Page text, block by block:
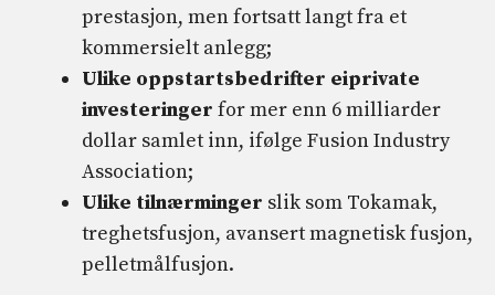
prestasjon, men fortsatt langt fra et
kommersielt anlegg;
Ulike oppstartsbedrifter eiprivate
investeringer for mer enn 6 milliarder
dollar samlet inn, ifølge Fusion Industry
Association;
Ulike tilnærminger slik som Tokamak,
treghetsfusjon, avansert magnetisk fusjon,
pelletmålfusjon.